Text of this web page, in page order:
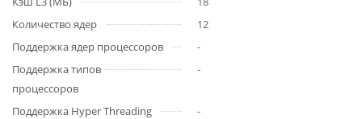
Количество ядер
12
Поддержка ядер процессоров
-
Поддержка типов
процессоров
-
Поддержка Hyper Threading
-